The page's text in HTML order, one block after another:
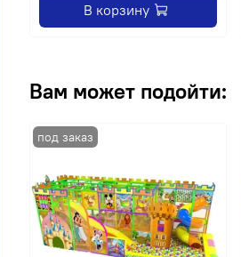
В корзину
Вам может подойти: